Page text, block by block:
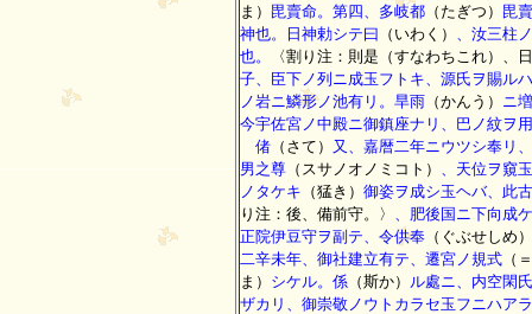
ま） 毘賣命。第四、多岐都 （たぎつ） 毘
神也。日神勅シテ曰 （いわく）
、汝三柱
也。
〈割り注：則是（すなわちこれ）、
子、臣下ノ列ニ成玉フトキ、源氏ヲ賜ル
ノ岩ニ鱗形ノ池有リ。旱雨 （かんう）
ニ
今宇佐宮ノ中殿ニ御鎮座ナリ、巴ノ紋ヲ
偖 （さて） 又、嘉暦二年ニウツシ奉リ
男之尊 （スサノオノミコト）
、天位ヲ窺
ノタケキ （猛き） 御姿ヲ成シ玉ヘバ、此
り注：後、備前守。〉
、肥後国ニ下向成
正院伊豆守ヲ副テ、令供奉 （ぐぶせしめ）
二辛未年、御社建立有テ、遷宮ノ規式 （
ま） シケル。係 （斯か）
ル處ニ、内空閑
ザカリ、御崇敬ノウトカラセ玉フニハア